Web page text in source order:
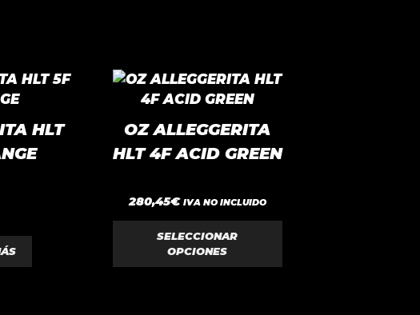
HLT
OZ ALLEGGERITA
HLT 4F ACID GREEN
0
d
e
5
280,45€ IVA NO INCLUIDO
SELECCIONAR
OPCIONES
Este
producto
múltiples
variantes.
opciones
se
pueden